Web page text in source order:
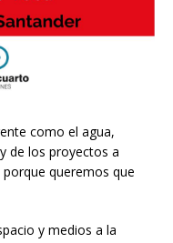
como el agua,
de los proyectos a
queremos que
y medios a la